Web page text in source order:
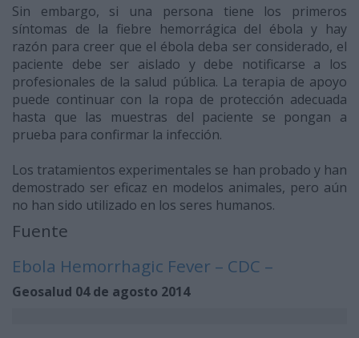
Sin embargo, si una persona tiene los primeros
síntomas de la fiebre hemorrágica del ébola y hay
razón para creer que el ébola deba ser considerado, el
paciente debe ser aislado y debe notificarse a los
profesionales de la salud pública. La terapia de apoyo
puede continuar con la ropa de protección adecuada
hasta que las muestras del paciente se pongan a
prueba para confirmar la infección.
Los tratamientos experimentales se han probado y han
demostrado ser eficaz en modelos animales, pero aún
no han sido utilizado en los seres humanos.
Fuente
Ebola Hemorrhagic Fever – CDC –
Geosalud 04 de agosto 2014